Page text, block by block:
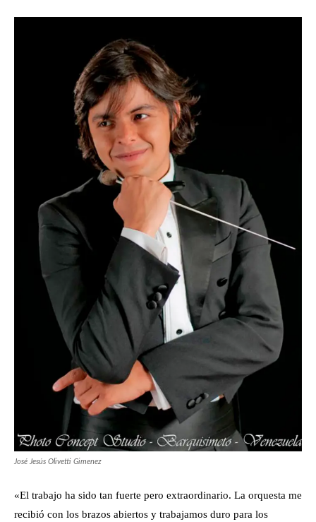
José Jesús Olivetti Gimenez
«El trabajo ha sido tan fuerte pero extraordinario. La orquesta me
recibió con los brazos abiertos y trabajamos duro para los